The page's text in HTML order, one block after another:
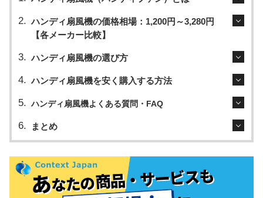
ハンディ扇風機の価格相場：1,200円～3,280円
【各メーカー比較】
ハンディ扇風機の選び方
ハンディ扇風機を安く購入する方法
ハンディ扇風機よくある質問・FAQ
まとめ